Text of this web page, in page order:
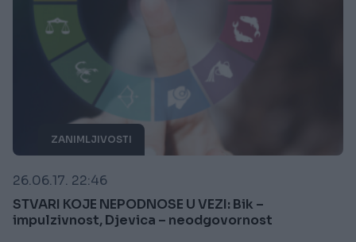
ZANIMLJIVOSTI
26.06.17. 22:46
STVARI KOJE NEPODNOSE U VEZI: Bik –
impulzivnost, Djevica – neodgovornost